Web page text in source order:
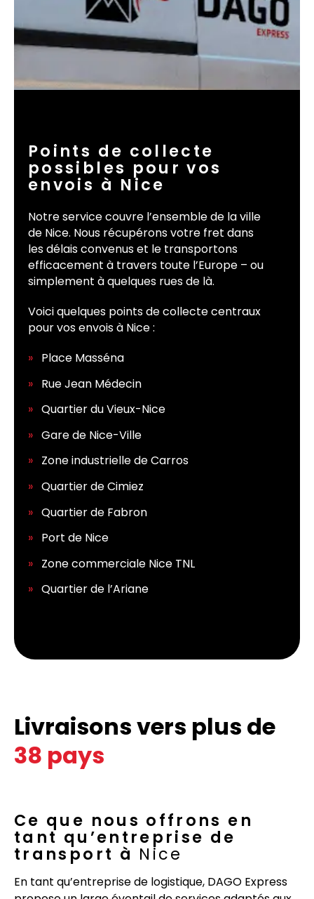
Points de collecte
possibles pour vos
envois à Nice
Notre service couvre l’ensemble de la ville
de Nice. Nous récupérons votre fret dans
les délais convenus et le transportons
efficacement à travers toute l’Europe – ou
simplement à quelques rues de là.
Voici quelques points de collecte centraux
pour vos envois à Nice :
Place Masséna
Rue Jean Médecin
Quartier du Vieux-Nice
Gare de Nice-Ville
Zone industrielle de Carros
Quartier de Cimiez
Quartier de Fabron
Port de Nice
Zone commerciale Nice TNL
Quartier de l’Ariane
Livraisons vers plus de
38 pays
Ce que nous offrons en
tant qu’entreprise de
transport à Nice
En tant qu’entreprise de logistique, DAGO Express